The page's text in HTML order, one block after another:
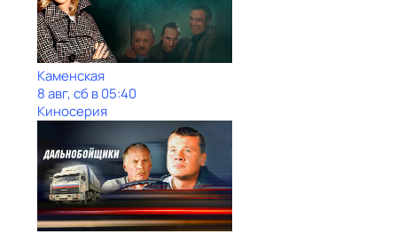
Каменская
8 авг, сб в 05:40
Киносерия